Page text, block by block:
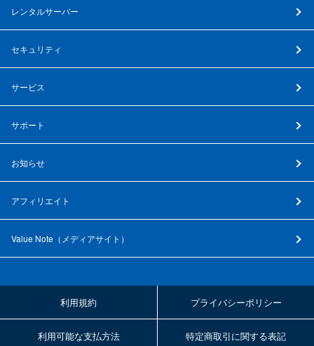
レンタルサーバー
セキュリティ
サービス
サポート
お知らせ
アフィリエイト
Value Note（ メディアサイト ）
利用規約 プライバシーポリシー
利用可能な支払方法 特定商取引に関する表記